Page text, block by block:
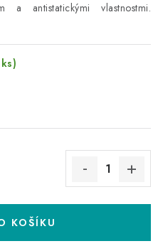
a antistatickými vlastnostmi.
KOŠÍKU